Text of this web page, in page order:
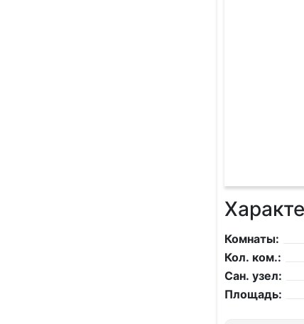
Комнаты:
Кол. ком.:
Сан. узел:
Площадь: